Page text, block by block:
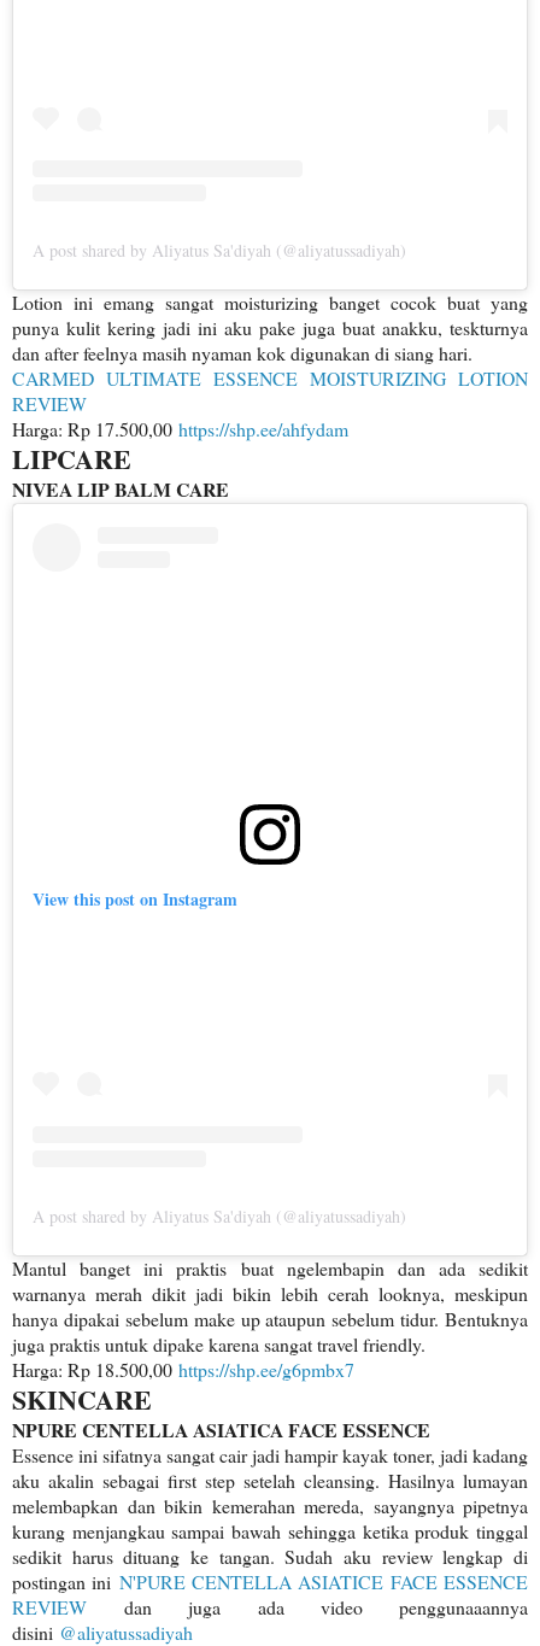
A post shared by Aliyatus Sa'diyah (@aliyatussadiyah)
Lotion ini emang sangat moisturizing banget cocok buat yang
punya kulit kering jadi ini aku pake juga buat anakku, teskturnya
dan after feelnya masih nyaman kok digunakan di siang hari.
CARMED ULTIMATE ESSENCE MOISTURIZING LOTION
REVIEW
Harga: Rp 17.500,00 https://shp.ee/ahfydam
LIPCARE
NIVEA LIP BALM CARE
View this post on Instagram
A post shared by Aliyatus Sa'diyah (@aliyatussadiyah)
Mantul banget ini praktis buat ngelembapin dan ada sedikit
warnanya merah dikit jadi bikin lebih cerah looknya, meskipun
hanya dipakai sebelum make up ataupun sebelum tidur. Bentuknya
juga praktis untuk dipake karena sangat travel friendly.
Harga: Rp 18.500,00 https://shp.ee/g6pmbx7
SKINCARE
NPURE CENTELLA ASIATICA FACE ESSENCE
Essence ini sifatnya sangat cair jadi hampir kayak toner, jadi kadang
aku akalin sebagai first step setelah cleansing. Hasilnya lumayan
melembapkan dan bikin kemerahan mereda, sayangnya pipetnya
kurang menjangkau sampai bawah sehingga ketika produk tinggal
sedikit harus dituang ke tangan. Sudah aku review lengkap di
postingan ini N'PURE CENTELLA ASIATICE FACE ESSENCE
REVIEW dan juga ada video penggunaaannya
disini @aliyatussadiyah